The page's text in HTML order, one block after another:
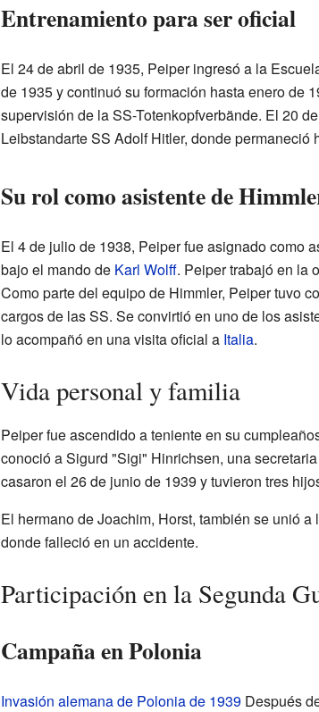
Entrenamiento para ser oficial
El 24 de abril de 1935, Peiper ingresó a la
de 1935 y continuó su formación hasta enero de
supervisión de la SS-Totenkopfverbände. El 20
Leibstandarte SS Adolf Hitler, donde permaneció
Su rol como asistente de
El 4 de julio de 1938, Peiper fue asignado como
bajo el mando de Karl Wolff. Peiper trabajó en la
Como parte del equipo de Himmler, Peiper tuvo
cargos de las SS. Se convirtió en uno de los
lo acompañó en una visita oficial a Italia.
Vida personal y familia
Peiper fue ascendido a teniente en su
conoció a Sigurd "Sigi" Hinrichsen, una
casaron el 26 de junio de 1939 y tuvieron tres
El hermano de Joachim, Horst, también se unió
donde falleció en un accidente.
Participación en la Segunda
Campaña en Polonia
Invasión alemana de Polonia de 1939Después